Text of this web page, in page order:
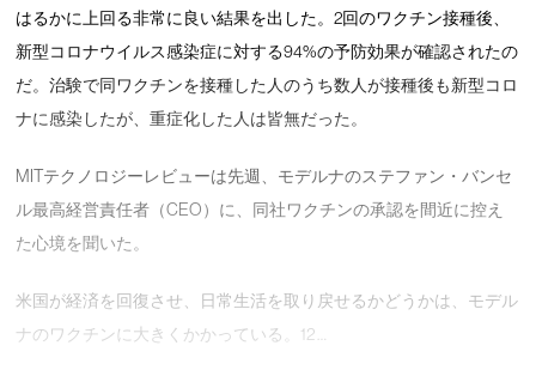
はるかに上回る非常に良い結果を出した。2回のワクチン接種後、
新型コロナウイルス感染症に対する94%の予防効果が確認されたの
だ。治験で同ワクチンを接種した人のうち数人が接種後も新型コロ
ナに感染したが、重症化した人は皆無だった。
MITテクノロジーレビューは先週、モデルナのステファン・バンセ
ル最高経営責任者（CEO）に、同社ワクチンの承認を間近に控え
た心境を聞いた。
米国が経済を回復させ、日常生活を取り戻せるかどうかは、モデル
ナのワクチンに大きくかかっている。12 …